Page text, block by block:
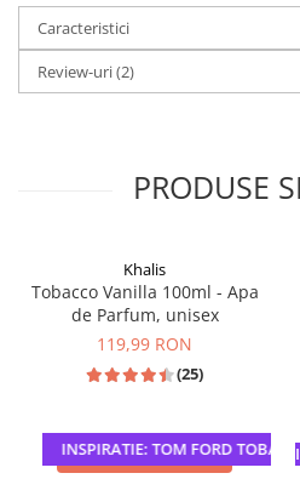
Caracteristici
Review-uri(2)
PRODUSE
INSPIRATIE: TOM FORD TOBACCO
Khalis
Tobacco Vanilla 100ml - Apa
de Parfum, unisex
119,99 RON
(25)
ADAUGA IN COS